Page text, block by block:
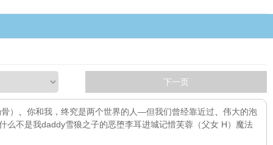
下一页
） 你和我，终究是两个世界的人—但我们曾经靠近过
伟大的泡
么不是我daddy雪狼之子的恶堕李耳进城记惜芙蓉（父女 H） 魔法